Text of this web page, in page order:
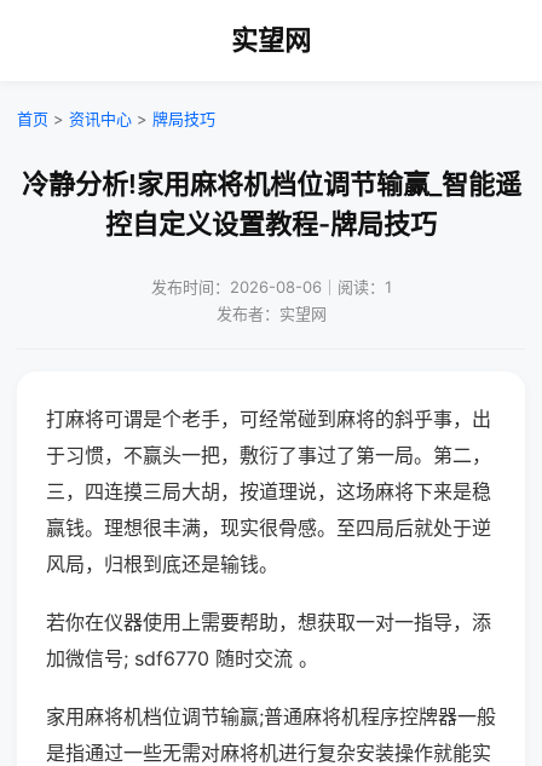
实望网
首页 > 资讯中心 > 牌局技巧
冷静分析!家用麻将机档位调节输赢_智能遥
控自定义设置教程-牌局技巧
发布时间：2026-08-06｜阅读：1
发布者：实望网
打麻将可谓是个老手，可经常碰到麻将的斜乎事，出
于习惯，不赢头一把，敷衍了事过了第一局。第二，
三，四连摸三局大胡，按道理说，这场麻将下来是稳
赢钱。理想很丰满，现实很骨感。至四局后就处于逆
风局，归根到底还是输钱。
若你在仪器使用上需要帮助，想获取一对一指导，添
加微信号; sdf6770 随时交流 。
家用麻将机档位调节输赢;普通麻将机程序控牌器一般
是指通过一些无需对麻将机进行复杂安装操作就能实